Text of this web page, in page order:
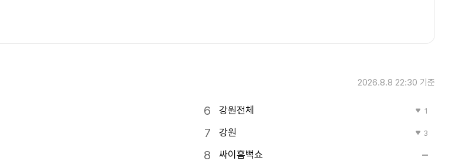
2026.8.8 22:30 기준
강원전체 1
강원 3
싸이흠뻑쇼